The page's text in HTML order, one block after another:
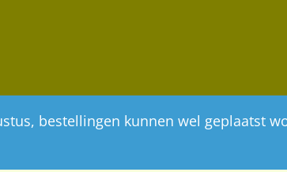
bestellingen kunnen wel geplaatst